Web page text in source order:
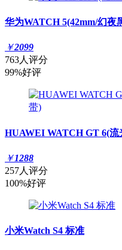
华为WATCH 5(42mm/幻夜
￥2099
763人评分
99%好评
HUAWEI WATCH GT 6(流
￥1288
257人评分
100%好评
小米Watch S4 标准